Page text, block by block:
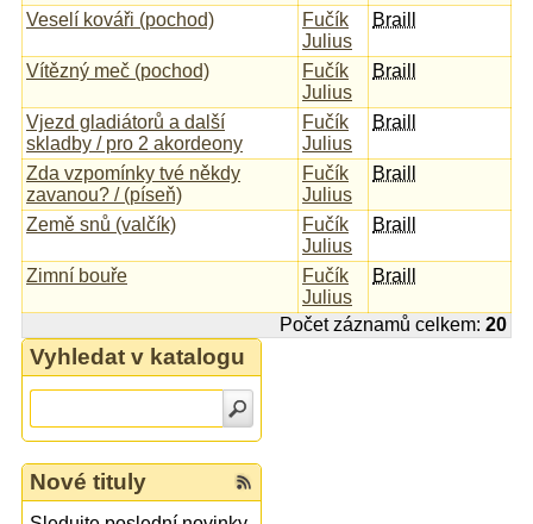
Veselí kováři (pochod)
Fučík
Julius
Braill
Vítězný meč (pochod)
Fučík
Julius
Braill
Vjezd gladiátorů a další
skladby / pro 2 akordeony
Fučík
Julius
Braill
Zda vzpomínky tvé někdy
zavanou? / (píseň)
Fučík
Julius
Braill
Země snů (valčík)
Fučík
Julius
Braill
Zimní bouře
Fučík
Julius
Braill
Počet záznamů celkem: 20
Vyhledat v katalogu
Nové tituly